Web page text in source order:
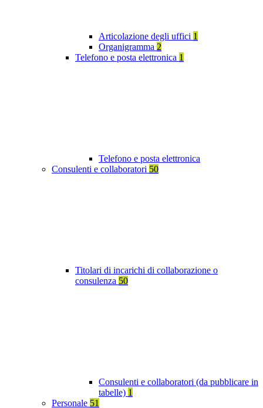
Articolazione degli uffici 1
Organigramma 2
Telefono e posta elettronica 1
Telefono e posta elettronica
Consulenti e collaboratori 50
Titolari di incarichi di collaborazione o
consulenza 50
Consulenti e collaboratori (da pubblicare in
tabelle) 1
Personale 51